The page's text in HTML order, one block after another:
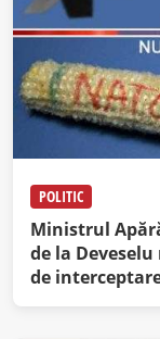
POLITIC
Ministrul
de la
de